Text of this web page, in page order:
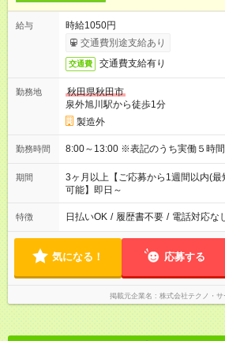
給与
時給1050円
交通費別途支給あり
交通費 交通費支給有り
勤務地
秋田県秋田市
泉外旭川駅から徒歩1分
製造外
勤務時間 8:00～13:00 ※表記のうち実働５時
期間
3ヶ月以上【ご応募から1週間以内(
可能】即日～
特徴 日払いOK / 履歴書不要 / 電話対応な
気になる！ 応募する
掲載元企業名 株式会社テクノ・サ